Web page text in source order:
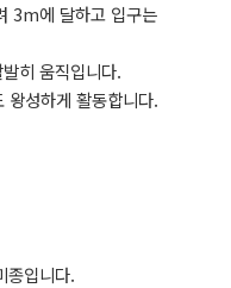
3m에 달하고 입구는
히 움직입니다.
왕성하게 활동합니다.
종입니다.